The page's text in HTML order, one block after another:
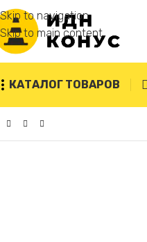
Skip to navigation
Skip to main content
КАТАЛОГ ТОВАРОВ